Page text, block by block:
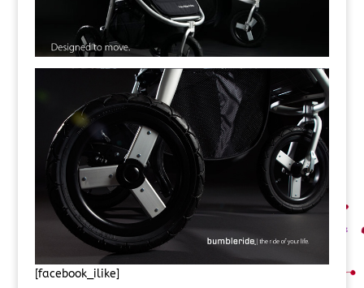
[facebook_ilike]